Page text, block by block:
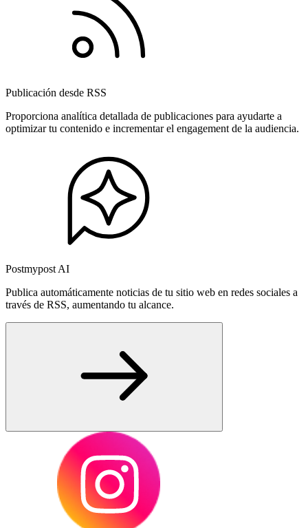
Publicación desde RSS
Proporciona analítica detallada de publicaciones para ayudarte a
optimizar tu contenido e incrementar el engagement de la audiencia.
Postmypost AI
Publica automáticamente noticias de tu sitio web en redes sociales a
través de RSS, aumentando tu alcance.